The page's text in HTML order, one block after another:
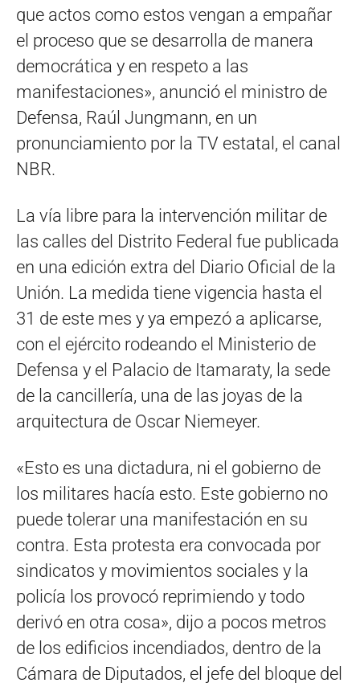
que actos como estos vengan a empañar
el proceso que se desarrolla de manera
democrática y en respeto a las
manifestaciones», anunció el ministro de
Defensa, Raúl Jungmann, en un
pronunciamiento por la TV estatal, el canal
NBR.
La vía libre para la intervención militar de
las calles del Distrito Federal fue publicada
en una edición extra del Diario Oficial de la
Unión. La medida tiene vigencia hasta el
31 de este mes y ya empezó a aplicarse,
con el ejército rodeando el Ministerio de
Defensa y el Palacio de Itamaraty, la sede
de la cancillería, una de las joyas de la
arquitectura de Oscar Niemeyer.
«Esto es una dictadura, ni el gobierno de
los militares hacía esto. Este gobierno no
puede tolerar una manifestación en su
contra. Esta protesta era convocada por
sindicatos y movimientos sociales y la
policía los provocó reprimiendo y todo
derivó en otra cosa», dijo a pocos metros
de los edificios incendiados, dentro de la
Cámara de Diputados, el jefe del bloque del